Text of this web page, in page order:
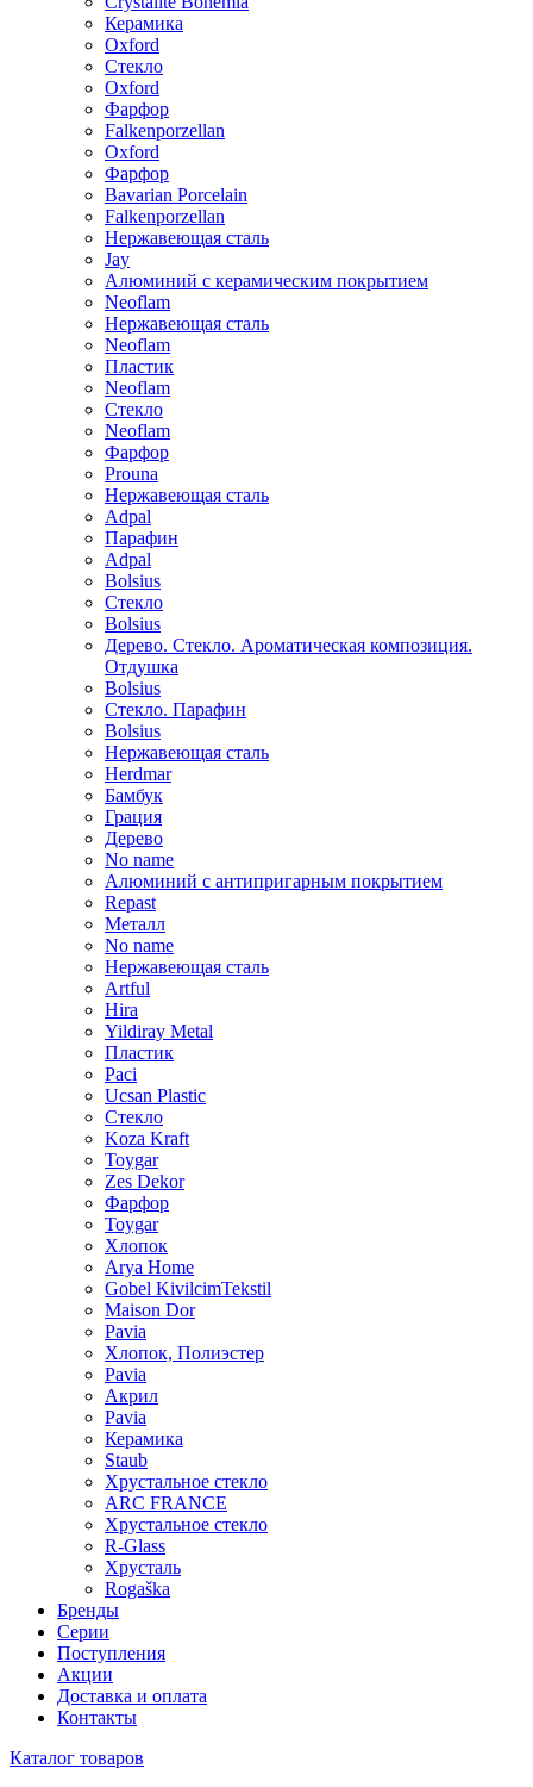
Керамика
Oxford
Стекло
Oxford
Фарфор
Falkenporzellan
Oxford
Фарфор
Bavarian Porcelain
Falkenporzellan
Нержавеющая сталь
Jay
Алюминий с керамическим покрытием
Neoflam
Нержавеющая сталь
Neoflam
Пластик
Neoflam
Стекло
Neoflam
Фарфор
Prouna
Нержавеющая сталь
Adpal
Парафин
Adpal
Bolsius
Стекло
Bolsius
Дерево. Стекло. Ароматическая композиция.
Отдушка
Bolsius
Стекло. Парафин
Bolsius
Нержавеющая сталь
Herdmar
Бамбук
Грация
Дерево
No name
Алюминий с антипригарным покрытием
Repast
Металл
No name
Нержавеющая сталь
Artful
Hira
Yildiray Metal
Пластик
Paci
Ucsan Plastic
Стекло
Koza Kraft
Toygar
Zes Dekor
Фарфор
Toygar
Хлопок
Arya Home
Gobel KivilcimTekstil
Maison Dor
Pavia
Хлопок, Полиэстер
Pavia
Акрил
Pavia
Керамика
Staub
Хрустальное стекло
ARC FRANCE
Хрустальное стекло
R-Glass
Хрусталь
Rogaška
Бренды
Серии
Поступления
Акции
Доставка и оплата
Контакты
Каталог товаров